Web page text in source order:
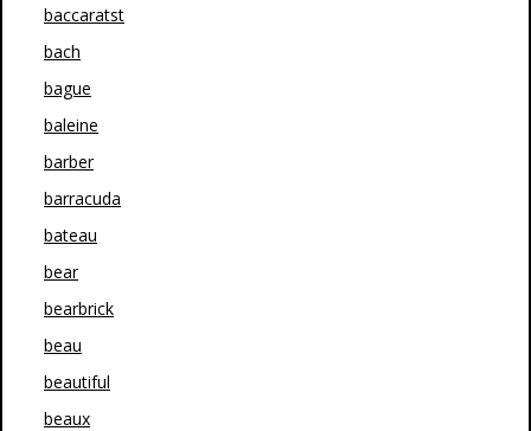
baccaratst
bach
bague
baleine
barber
barracuda
bateau
bear
bearbrick
beau
beautiful
beaux